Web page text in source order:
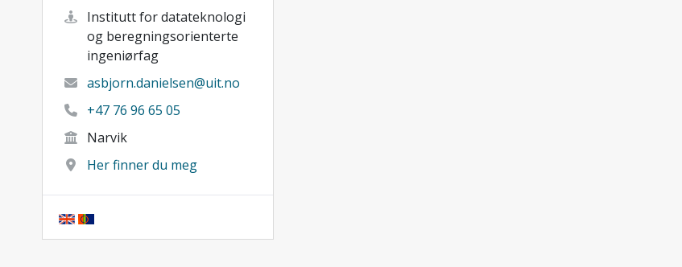
Institutt for datateknologi
og beregningsorienterte
ingeniørfag
asbjorn.danielsen@uit.no
+47 76 96 65 05
Narvik
Her finner du meg